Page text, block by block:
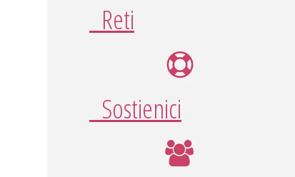
Reti
Sostienici